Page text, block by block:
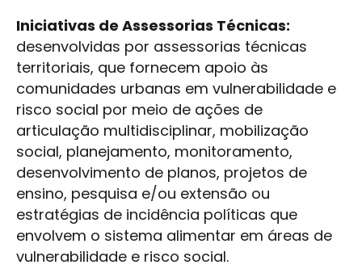
Iniciativas de Assessorias Técnicas:
desenvolvidas por assessorias técnicas
territoriais, que fornecem apoio às
comunidades urbanas em vulnerabilidade e
risco social por meio de ações de
articulação multidisciplinar, mobilização
social, planejamento, monitoramento,
desenvolvimento de planos, projetos de
ensino, pesquisa e/ou extensão ou
estratégias de incidência políticas que
envolvem o sistema alimentar em áreas de
vulnerabilidade e risco social.